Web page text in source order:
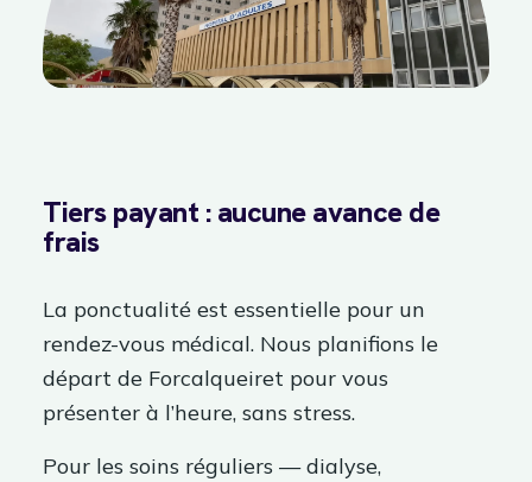
Tiers payant : aucune avance de
frais
La ponctualité est essentielle pour un
rendez-vous médical. Nous planifions le
départ de Forcalqueiret pour vous
présenter à l’heure, sans stress.
Pour les soins réguliers — dialyse,